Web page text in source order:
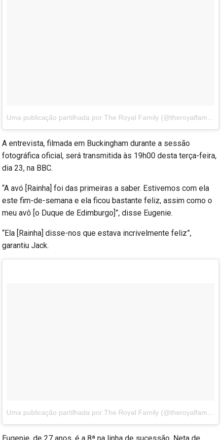
A entrevista, filmada em Buckingham durante a sessão
fotográfica oficial, será transmitida às 19h00 desta terça-feira,
dia 23, na BBC.
“A avó [Rainha] foi das primeiras a saber. Estivemos com ela
este fim-de-semana e ela ficou bastante feliz, assim como o
meu avô [o Duque de Edimburgo]”, disse Eugenie.
“Ela [Rainha] disse-nos que estava incrivelmente feliz”,
garantiu Jack.
Eugenie, de 27 anos, é a 8ª na linha de sucessão. Neta de